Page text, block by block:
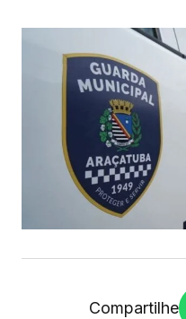
Compartilhe